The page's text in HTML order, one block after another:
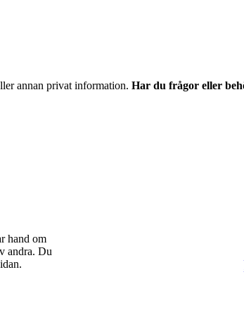
annan privat information. Har du frågor eller
hand om
andra. Du